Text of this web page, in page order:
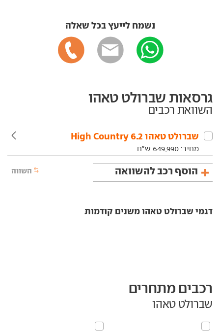
נשמח לייעץ בכל שאלה
גרסאות שברולט טאהו
השוואת רכבים
שברולט‏ טאהו‏ 6.2 High Country
מחיר: 649,990 ש"ח
הוסף רכב להשוואה השווה
דגמי שברולט טאהו משנים קודמות
רכבים מתחרים
שברולט טאהו